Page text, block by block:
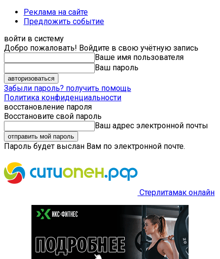
Реклама на сайте
Предложить событие
войти в систему
Добро пожаловать! Войдите в свою учётную запись
Ваше имя пользователя
Ваш пароль
Забыли пароль? получить помощь
Политика конфиденциальности
восстановление пароля
Восстановите свой пароль
Ваш адрес электронной почты
Пароль будет выслан Вам по электронной почте.
Стерлитамак онлайн